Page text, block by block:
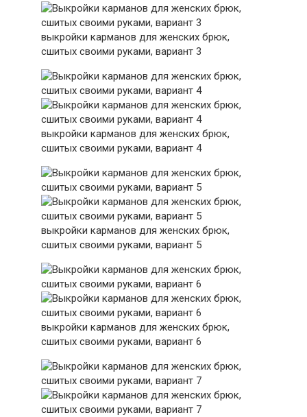
выкройки карманов для женских брюк,
сшитых своими руками, вариант 3
выкройки карманов для женских брюк,
сшитых своими руками, вариант 4
выкройки карманов для женских брюк,
сшитых своими руками, вариант 5
выкройки карманов для женских брюк,
сшитых своими руками, вариант 6